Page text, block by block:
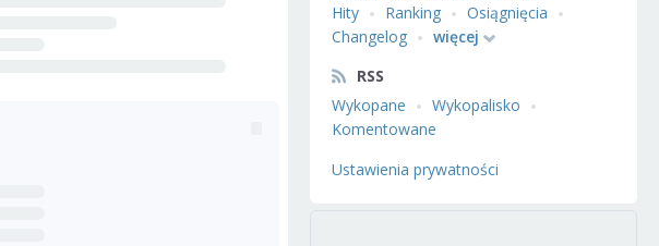
Hity
Ranking
Osiągnięcia
Changelog
więcej
RSS
Wykopane
Wykopalisko
Komentowane
Ustawienia prywatności